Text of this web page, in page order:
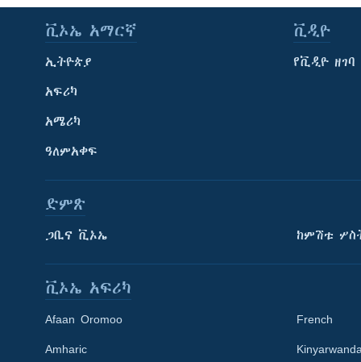
ቪኦኤ አማርኛ
ኢትዮጵያ
አፍሪካ
አሜሪካ
ዓለምአቀፍ
ቪዲዮ
የቪዲዮ ዘገባ
ድምጽ
ጋቢና ቪኦኤ ከምሽቱ
ቪኦኤ አፍሪካ
Afaan Oromoo
Amharic
French